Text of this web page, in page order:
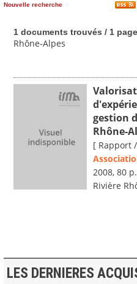
Nouvelle recherche
1 documents trouvés / 1
Rhône-Alpes
gestion
Rhône-
[ Rapport
2008, 80
Rivière
LES DERNIERES